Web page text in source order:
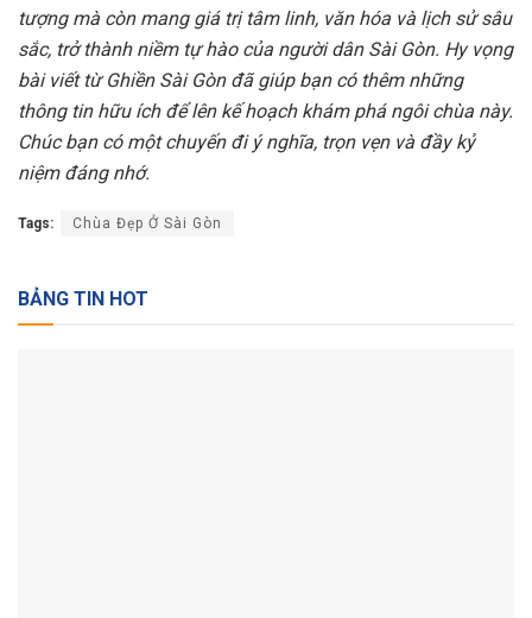
tượng mà còn mang giá trị tâm linh, văn hóa và lịch sử sâu
sắc, trở thành niềm tự hào của người dân Sài Gòn. Hy vọng
bài viết từ Ghiền Sài Gòn đã giúp bạn có thêm những
thông tin hữu ích để lên kế hoạch khám phá ngôi chùa này.
Chúc bạn có một chuyến đi ý nghĩa, trọn vẹn và đầy kỷ
niệm đáng nhớ.
Tags: Chùa Đẹp Ở Sài Gòn
BẢNG TIN HOT